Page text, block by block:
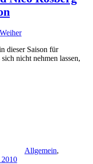
dieser Saison für
nicht nehmen lassen,
Allgemein,
2010